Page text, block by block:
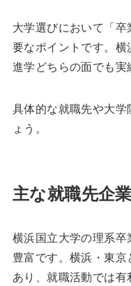
大学選びにおいて「
要なポイントです。横
進学どちらの面でも実
具体的な就職先や大
ょう。
主な就職先企業
横浜国立大学の理系
豊富です。横浜・東
あり、就職活動では有